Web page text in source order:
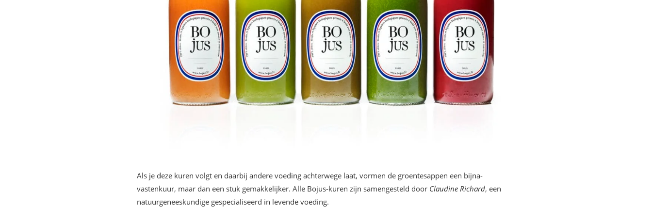
Als je deze kuren volgt en daarbij andere voeding achterwege laat, vormen de groentesappen een bijna-
vastenkuur, maar dan een stuk gemakkelijker. Alle Bojus-kuren zijn samengesteld door Claudine Richard, een
natuurgeneeskundige gespecialiseerd in levende voeding.